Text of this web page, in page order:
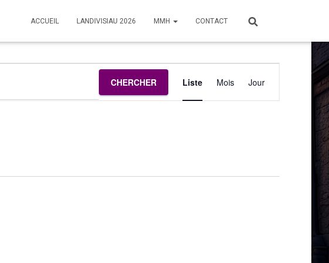
ACCUEIL LANDIVISIAU 2026 MMH CONTACT
CHERCHER
Navigation
de
Liste Mois Jour